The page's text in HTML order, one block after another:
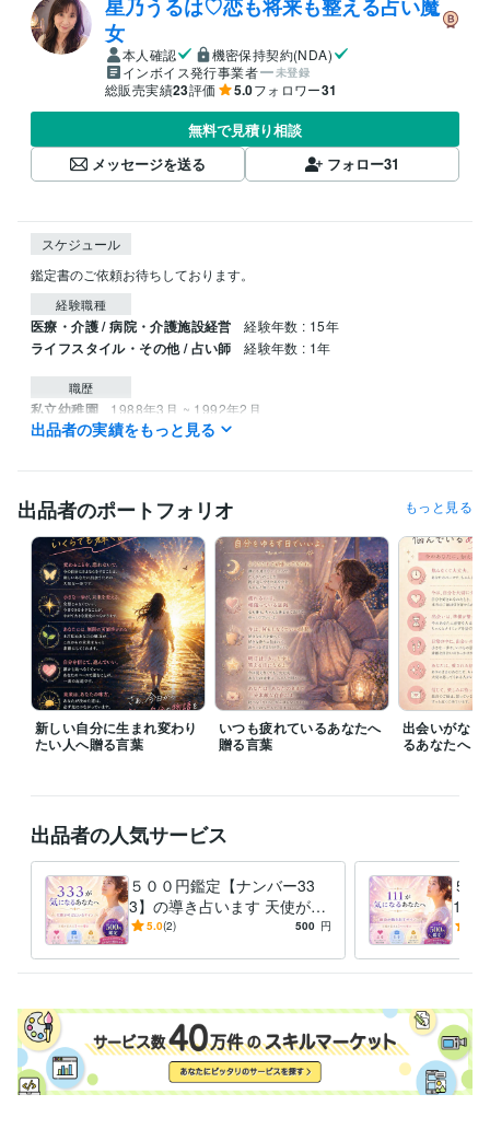
星乃うるは♡恋も将来も整える占い魔
女
本人確認
機密保持契約(NDA)
インボイス発行事業者
未登録
総販売実績23評価 5.0フォロワー31
無料で見積り相談
メッセージを送る
フォロー31
スケジュール
鑑定書のご依頼お待ちしております。
経験職種
医療・介護 / 病院・介護施設経営 経験年数 : 15年
ライフスタイル・その他 / 占い師 経験年数 : 1年
職歴
私立幼稚園 1988年3月 ~ 1992年2月
診療所 デイケア 2009年8月 ~ 2015年9月
ココナラシルバーランク受賞
資格・検定
介護福祉士 取得年 : 2013年
社会福祉主事任用資格 取得年 : 2015年
アロマテラピー検定1級 取得年 : 2020年
得意分野
占い ◆恋愛に関する電話占い◆ ◆仕事に関する電話占い◆
◆鑑定
書作成◆
占い
語学力
英語 日常会話レベル
出品者の実績をもっと見る
出品者のポートフォリオ もっと見る
新しい自分に生まれ変わり
たい人へ贈る言葉
いつも疲れているあなたへ
贈る言葉
出会いがなく
るあなたへ
出品者の人気サービス
５００円鑑定【ナンバー33
3】の導き占います 天使が伝
える「恋愛・仕事・金運」を
5.0(2) 500 円
５
1】
える